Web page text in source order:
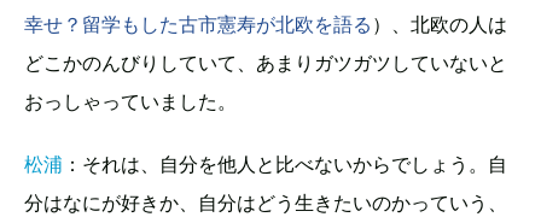
幸せ？留学もした古市憲寿が北欧を語る ）、北欧の人は
どこかのんびりしていて、あまりガツガツしていないと
おっしゃっていました。
松浦 ：それは、自分を他人と比べないからでしょう。自
分はなにが好きか、自分はどう生きたいのかっていう、